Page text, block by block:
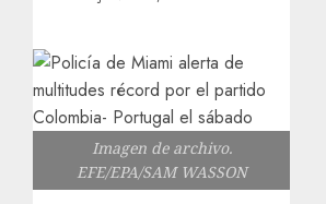
Imagen de archivo.
EFE/EPA/SAM WASSON